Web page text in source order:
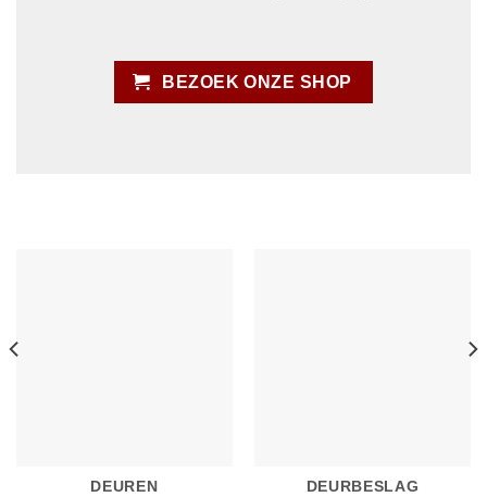
BEZOEK ONZE SHOP
DEUREN DEURBESLAG